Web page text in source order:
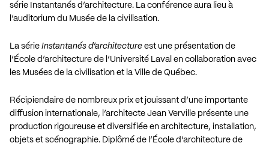
série Instantanés d’architecture. La conférence aura lieu à
l’auditorium du Musée de la civilisation.
La série Instantanés d’architecture est une présentation de
l’École d’architecture de l’Université Laval en collaboration avec
les Musées de la civilisation et la Ville de Québec.
Récipiendaire de nombreux prix et jouissant d’une importante
diffusion internationale, l’architecte Jean Verville présente une
production rigoureuse et diversifiée en architecture, installation,
objets et scénographie. Diplômé de l’École d’architecture de